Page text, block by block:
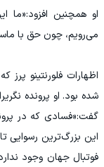
او همچنین افزود:«ما
می‌رویم، چون حق با
اظهارات فلورنتینو
شده بود. او پرونده
گفت:«فسادی که در
این بزرگ‌ترین رسوایی
فوتبال جهان وجود